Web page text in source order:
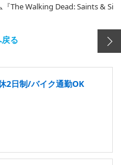
『The Walking Dead: Saints & Si
戻る
2日制/バイク通勤OK